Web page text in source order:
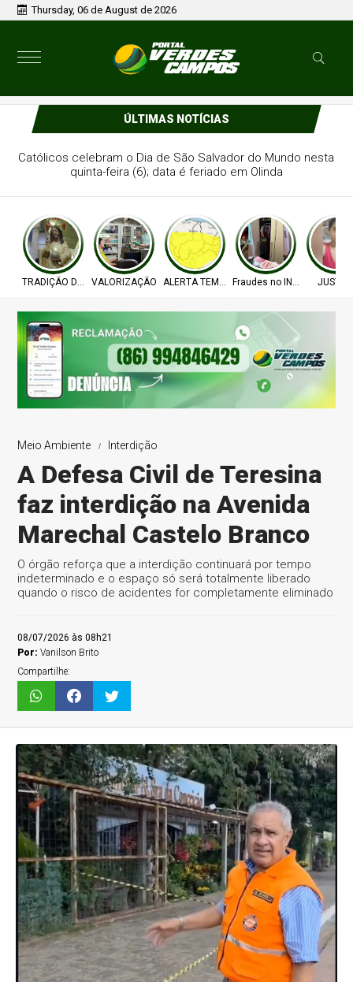
Thursday, 06 de August de 2026
ÚLTIMAS NOTÍCIAS
da Educação celebra a
de apoio do MEC
TRADIÇÃO DE FÉVALORIZAÇÃO ALERTA TEMPO Fraudes no INSS
Meio Ambiente Interdição
A Defesa Civil de Teresina
faz interdição na Avenida
Marechal Castelo Branco
O órgão reforça que a interdição continuará por tempo
indeterminado e o espaço só será totalmente liberado
quando o risco de acidentes for completamente eliminado
08/07/2026 às 08h21
Por:Vanilson Brito
Compartilhe: